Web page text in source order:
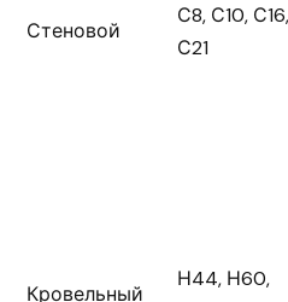
Стеновой
С8, С10, С16,
С21
Кровельный
Н44, Н60,